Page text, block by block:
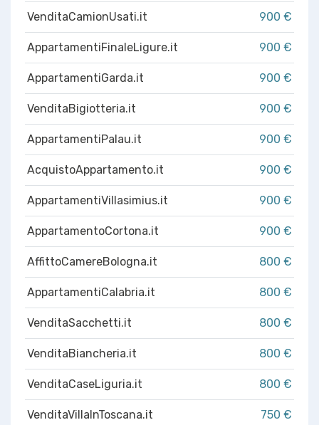
VenditaCamionUsati.it 900 €
AppartamentiFinaleLigure.it 900 €
AppartamentiGarda.it 900 €
VenditaBigiotteria.it 900 €
AppartamentiPalau.it 900 €
AcquistoAppartamento.it 900 €
AppartamentiVillasimius.it 900 €
AppartamentoCortona.it 900 €
AffittoCamereBologna.it 800 €
AppartamentiCalabria.it 800 €
VenditaSacchetti.it 800 €
VenditaBiancheria.it 800 €
VenditaCaseLiguria.it 800 €
VenditaVillaInToscana.it 750 €